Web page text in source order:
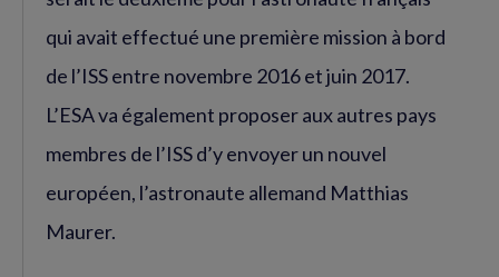
qui avait effectué une première mission à bord
de l’ISS entre novembre 2016 et juin 2017.
L’ESA va également proposer aux autres pays
membres de l’ISS d’y envoyer un nouvel
européen, l’astronaute allemand Matthias
Maurer.